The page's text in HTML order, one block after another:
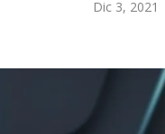
Dic 3, 2021